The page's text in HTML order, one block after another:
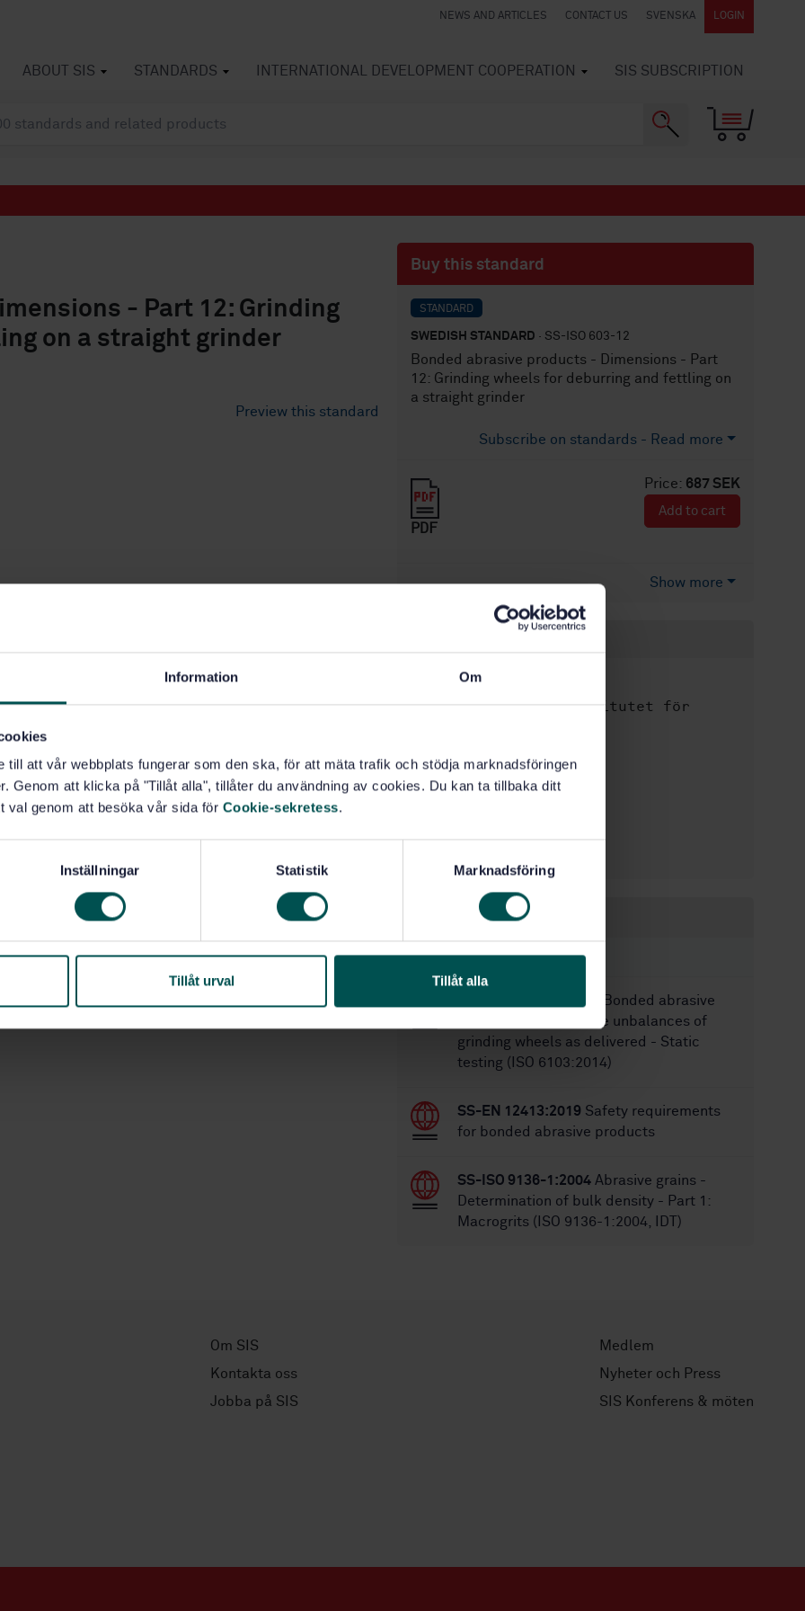
Information Om
till att vår webbplats fungerar som den ska, för att mäta trafik och stödja marknadsföringen
Genom att klicka på "Tillåt alla", tillåter du användning av cookies. Du kan ta tillbaka ditt
val genom att besöka vår sida för Cookie-sekretess.
Inställningar Statistik Marknadsföring
Tillåt urval Tillåt alla
NEWS AND ARTICLES CONTACT US SVENSKA LOGIN
ABOUT SIS STANDARDS INTERNATIONAL DEVELOPMENT COOPERATION SIS SUBSCRIPTION
- Part 12: Grinding
on a straight grinder
Preview this standard
Buy this standard
STANDARD
SWEDISH STANDARD · SS-ISO 603-12
Bonded abrasive products - Dimensions - Part
12: Grinding wheels for deburring and fettling on
a straight grinder
Subscribe on standards - Read more
Price: 687 SEK
PDF
Add to cart
Show more
Language:
Written by:Svenska institutet för
Article no: STD-27042
Within the same area
STANDARDS
Bonded abrasive
products - Permissible unbalances of
grinding wheels as delivered - Static
testing (ISO 6103:2014)
SS-EN 12413:2019 Safety requirements
for bonded abrasive products
SS-ISO 9136-1:2004 Abrasive grains -
Determination of bulk density - Part 1:
Macrogrits (ISO 9136-1:2004, IDT)
Om SIS
Kontakta oss
Jobba på SIS
Medlem
Nyheter och Press
SIS Konferens & möten